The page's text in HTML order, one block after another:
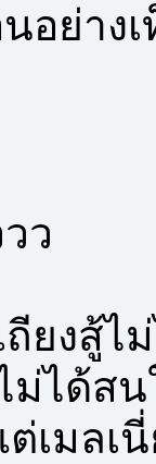
อย่าง
ว
ยงสู้ไ
ได้สน
เมลเ